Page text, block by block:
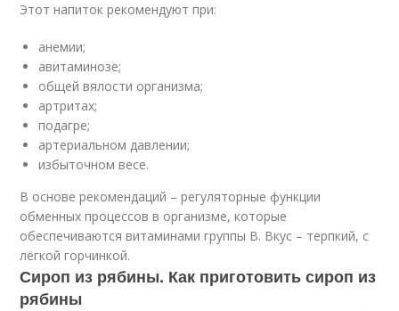
Этот напиток рекомендуют при:
анемии;
авитаминозе;
общей вялости организма;
артритах;
подагре;
артериальном давлении;
избыточном весе.
В основе рекомендаций – регуляторные функции
обменных процессов в организме, которые
обеспечиваются витаминами группы В. Вкус – терпкий, с
лёгкой горчинкой.
Сироп из рябины. Как приготовить сироп из
рябины